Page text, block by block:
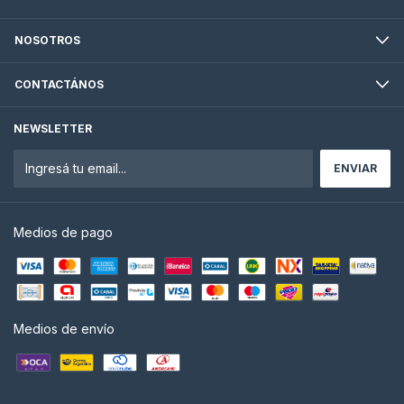
NOSOTROS
CONTACTÁNOS
NEWSLETTER
Medios de pago
Medios de envío